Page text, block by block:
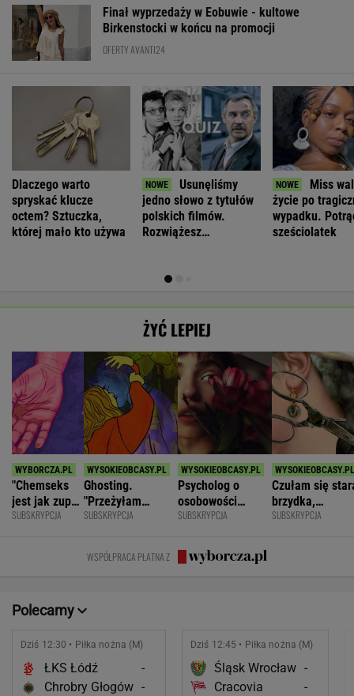
Finał wyprzedaży w Eobuwie - kultowe
Birkenstocki w końcu na promocji
OFERTY AVANTI24
Dlaczego warto
spryskać klucze
octem? Sztuczka,
której mało kto używa
Usunęliśmy
jedno słowo z tytułów
polskich filmów.
Rozwiążesz
Miss
życie po
wypadku.
sześciolatek
ŻYĆ LEPIEJ
"Chemseks
jest jak zupa.
Nażresz się,
SUBSKRYPCJA
Ghosting.
"Przeżyłam
najpiękniejszy
mnie i znikł"
SUBSKRYPCJA
Psycholog o
osobowości
narcystycznej:
albo do niczego
SUBSKRYPCJA
Czułam się
brzydka,
niepotrzebna.
SUBSKRYPCJA
WSPÓŁPRACA PŁATNA Z
Polecamy
Dziś 12:30 • Piłka nożna (M)
ŁKS Łódź
-
Chrobry Głogów -
Dziś 12:45 • Piłka nożna (M)
Śląsk Wrocław -
Cracovia
-